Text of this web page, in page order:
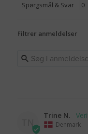
Spørgsmål & Svar
Filtrer anmeldelser
Trine N.
Denmark